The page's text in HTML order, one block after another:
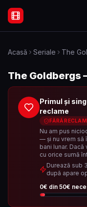
Filme Online
Acasă Seriale The
The Goldbergs
Primul și
reclame
FĂRĂ
Nu am pus
— și nu vrem să
bani lunar.
cu orice sumă
Durează sub
după apare
0€ din 50€